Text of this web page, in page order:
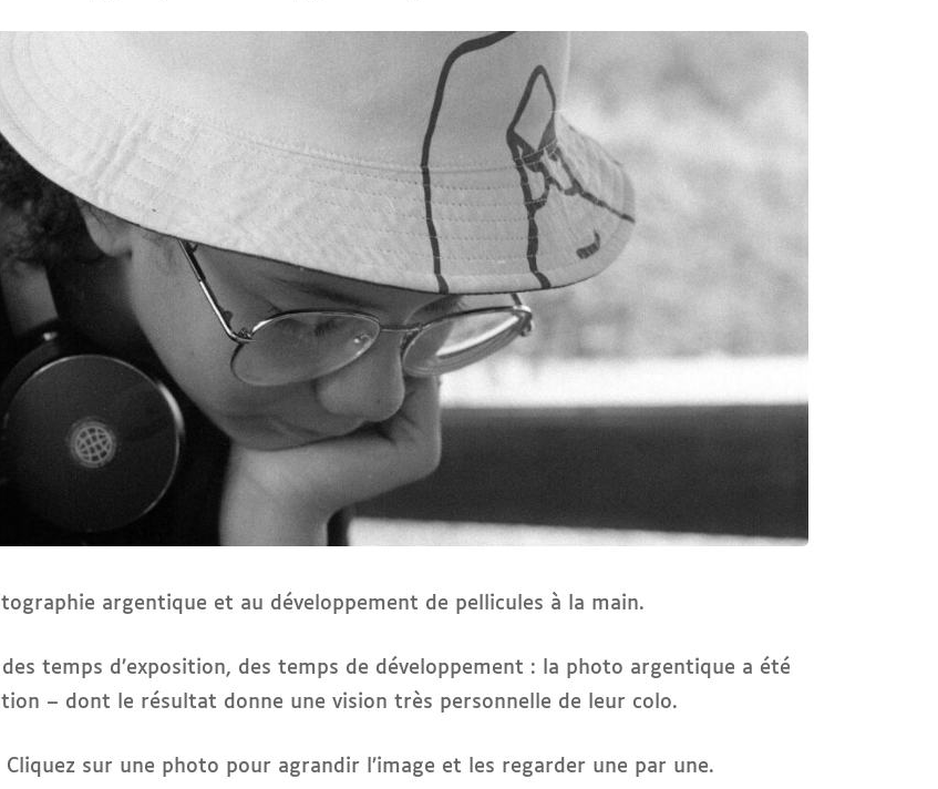
argentique et au développement de pellicules à la main.
temps d’exposition, des temps de développement : la photo argentique a été
– dont le résultat donne une vision très personnelle de leur colo.
sur une photo pour agrandir l’image et les regarder une par une.